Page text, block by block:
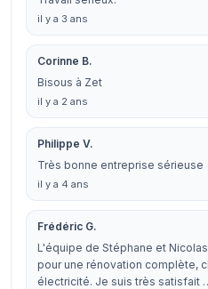
il y a 3 ans
Corinne B.
Bisous à Zet
il y a 2 ans
Philippe V.
Très bonne entreprise sérieuse
il y a 4 ans
Frédéric G.
L'équipe de Stéphane et
pour une rénovation complète,
électricité. Je suis très satisfait